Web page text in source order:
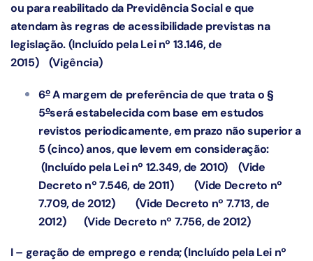
ou para reabilitado da Previdência Social e que
atendam às regras de acessibilidade previstas na
legislação.(Incluído pela Lei nº 13.146, de
2015)
(Vigência)
6oA margem de preferência de que trata o §
5oserá estabelecida com base em estudos
revistos periodicamente, em prazo não superior a
5 (cinco) anos, que levem em consideração:
(Incluído pela Lei nº 12.349, de 2010)
(Vide
Decreto nº 7.546, de 2011)
(Vide Decreto nº
7.709, de 2012)
(Vide Decreto nº 7.713, de
2012)
(Vide Decreto nº 7.756, de 2012)
I – geração de emprego e renda;(Incluído pela Lei nº